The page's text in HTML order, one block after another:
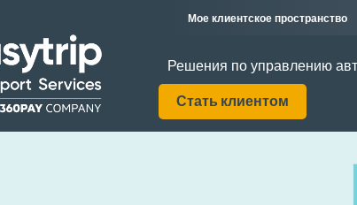
Мое клиентское пространство
Решения по управлению
Стать клиентом